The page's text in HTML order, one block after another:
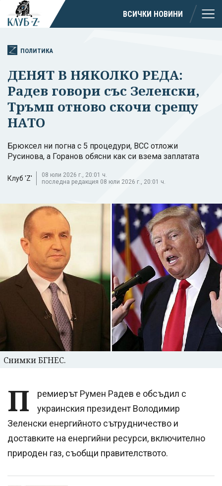
ВСИЧКИ НОВИНИ
ПОЛИТИКА
ДЕНЯТ В НЯКОЛКО РЕДА:
Радев говори със Зеленски,
Тръмп отново скочи срещу
НАТО
Брюксел ни погна с 5 процедури, ВСС отложи
Русинова, а Горанов обясни как си взема заплатата
Клуб 'Z'
08 юли 2026 г., 20:01 ч.
последна редакция 08 юли 2026 г., 20:01 ч.
Снимки БГНЕС.
П
ремиерът Румен Радев е обсъдил с
украинския президент Володимир
Зеленски енергийното сътрудничество и
доставките на енергийни ресурси, включително
природен газ, съобщи правителството.